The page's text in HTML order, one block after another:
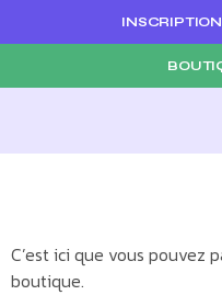
C’est ici que vous pouvez
boutique.